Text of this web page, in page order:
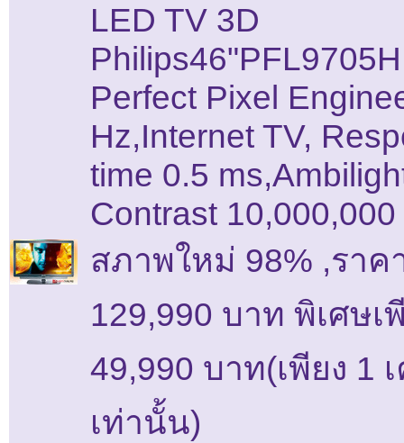
LED TV 3D
Philips46"PFL9705H
Perfect Pixel
Hz,Internet TV,
time 0.5
Contrast 10,000,000
สภาพใหม่ 98% ,ราค
129,990 บาท พิเศษเ
49,990 บาท(เพียง 1
เท่านั้น)